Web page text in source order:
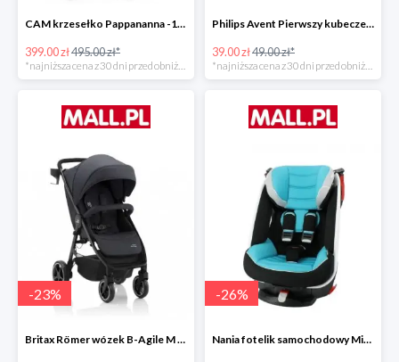
CAM krzesełko Pappananna -19%
399.00 zł495.00 zł*
*najniższa cena z 30 dni przed obniżką
Philips Avent Pierwszy kubeczek 260 ml -20%
39.00 zł49.00 zł*
*najniższa cena z 30 dni przed obniżką
-23%
Britax Römer wózek B-Agile M Black Shadow 2020 -23%
-26%
Nania fotelik samochodowy Migo Saturn Premium Sky -26%